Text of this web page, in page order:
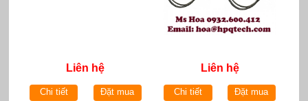
Liên hệ
Chi tiết Đặt mua
Liên hệ
Chi tiết Đặt mua